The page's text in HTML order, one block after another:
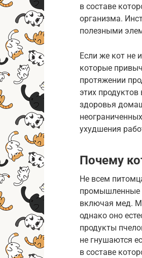
в составе
организма.
полезными
Если же кот не
которые
протяжении
этих
здоровья
ухудшения
Почему
Не всем
промышленные
включая мед.
однако оно
продукты
не гнушаются
в составе